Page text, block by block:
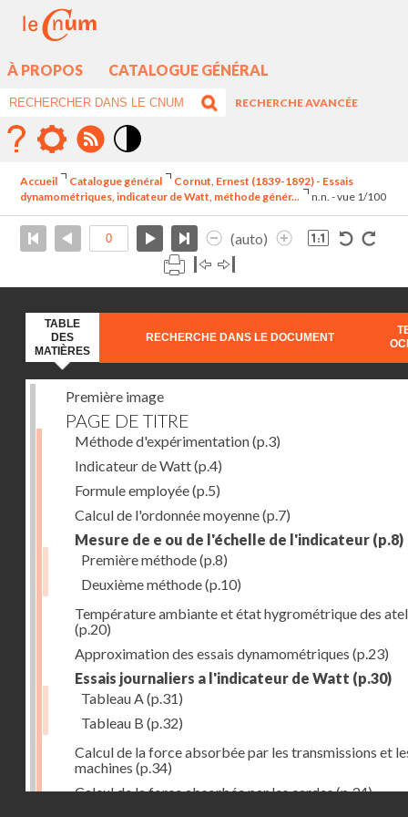
À PROPOS CATALOGUE GÉNÉRAL
RECHERCHE AVANCÉE
élévé
Accueil Catalogue général
Cornut, Ernest (1839-1892) - Essais
dynamométriques, indicateur de Watt, méthode génér...
n.n. - vue 1/100
(auto)
TABLE
DES
MATIÈRES
RECHERCHE DANS LE DOCUMENT
Première image
PAGE DE TITRE
Méthode d'expérimentation(p.3)
Indicateur de Watt(p.4)
Formule employée(p.5)
Calcul de l'ordonnée moyenne(p.7)
Mesure de e ou de l'échelle de l'indicateur (p.8)
Première méthode(p.8)
Deuxième méthode(p.10)
Température ambiante et état hygrométrique des
(p.20)
Approximation des essais dynamométriques (p.23)
Essais journaliers a l'indicateur de Watt (p.30)
Tableau A (p.31)
Tableau B (p.32)
Calcul de la force absorbée par les transmissions et
machines (p.34)
Calcul de la force absorbée par les cardes(p.34)